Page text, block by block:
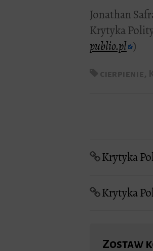
Jonathan
Krytyka
publio.pl )
Krytyka
Krytyka
Zostaw